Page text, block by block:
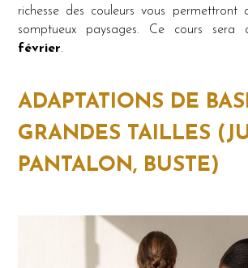
richesse des couleurs vous permettront
somptueux paysages. Ce cours sera
février.
ADAPTATIONS DE
GRANDES TAILLES
PANTALON, BUSTE)